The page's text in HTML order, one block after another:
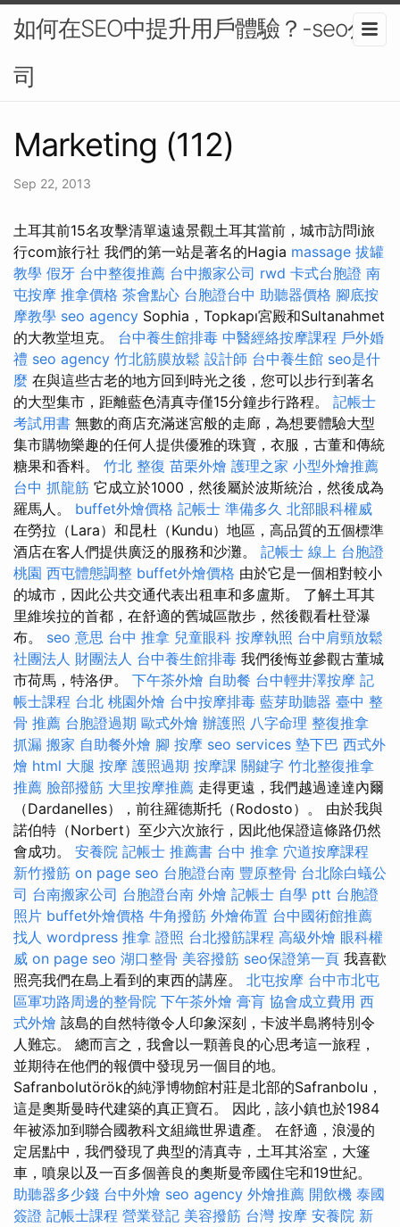
如何在SEO中提升用戶體驗？-seo公
司
Marketing (112)
Sep 22, 2013
土耳其前15名攻擊清單遠遠景觀土耳其當前，城市訪問i旅
行com旅行社 我們的第一站是著名的Hagia massage 拔罐
教學 假牙 台中整復推薦 台中搬家公司 rwd 卡式台胞證 南
屯按摩 推拿價格 茶會點心 台胞證台中 助聽器價格 腳底按
摩教學 seo agency Sophia，Topkapı宮殿和Sultanahmet
的大教堂坦克。 台中養生館排毒 中醫經絡按摩課程 戶外婚
禮 seo agency 竹北筋膜放鬆 設計師 台中養生館 seo是什
麼 在與這些古老的地方回到時光之後，您可以步行到著名
的大型集市，距離藍色清真寺僅15分鐘步行路程。 記帳士
考試用書 無數的商店充滿迷宮般的走廊，為想要體驗大型
集市購物樂趣的任何人提供優雅的珠寶，衣服，古董和傳統
糖果和香料。 竹北 整復 苗栗外燴 護理之家 小型外燴推薦
台中 抓龍筋 它成立於1000，然後屬於波斯統治，然後成為
羅馬人。 buffet外燴價格 記帳士 準備多久 北部眼科權威
在勞拉（Lara）和昆杜（Kundu）地區，高品質的五個標準
酒店在客人們提供廣泛的服務和沙灘。 記帳士 線上 台胞證
桃園 西屯體態調整 buffet外燴價格 由於它是一個相對較小
的城市，因此公共交通代表出租車和多盧斯。 了解土耳其
里維埃拉的首都，在舒適的舊城區散步，然後觀看杜登瀑
布。 seo 意思 台中 推拿 兒童眼科 按摩執照 台中肩頸放鬆
社團法人 財團法人 台中養生館排毒 我們後悔並參觀古董城
市荷馬，特洛伊。 下午茶外燴 自助餐 台中輕井澤按摩 記
帳士課程 台北 桃園外燴 台中按摩排毒 藍芽助聽器 臺中 整
骨 推薦 台胞證過期 歐式外燴 辦護照 八字命理 整復推拿
抓漏 搬家 自助餐外燴 腳 按摩 seo services 墊下巴 西式外
燴 html 大腿 按摩 護照過期 按摩課 關鍵字 竹北整復推拿
推薦 臉部撥筋 大里按摩推薦 走得更遠，我們越過達達內爾
（Dardanelles），前往羅德斯托（Rodosto）。 由於我與
諾伯特（Norbert）至少六次旅行，因此他保證這條路仍然
會成功。 安養院 記帳士 推薦書 台中 推拿 穴道按摩課程
新竹撥筋 on page seo 台胞證台南 豐原整骨 台北除白蟻公
司 台南搬家公司 台胞證台南 外燴 記帳士 自學 ptt 台胞證
照片 buffet外燴價格 牛角撥筋 外燴佈置 台中國術館推薦
找人 wordpress 推拿 證照 台北撥筋課程 高級外燴 眼科權
威 on page seo 湖口整骨 美容撥筋 seo保證第一頁 我喜歡
照亮我們在島上看到的東西的講座。 北屯按摩 台中市北屯
區軍功路周邊的整骨院 下午茶外燴 膏肓 協會成立費用 西
式外燴 該島的自然特徵令人印象深刻，卡波半島將特別令
人難忘。 總而言之，我會以一顆善良的心思考這一旅程，
並期待在他們的報價中發現另一個目的地。
Safranbolutörök的純淨博物館村莊是北部的Safranbolu，
這是奧斯曼時代建築的真正寶石。 因此，該小鎮也於1984
年被添加到聯合國教科文組織世界遺產。 在舒適，浪漫的
定居點中，我們發現了典型的清真寺，土耳其浴室，大篷
車，噴泉以及一百多個善良的奧斯曼帝國住宅和19世紀。
助聽器多少錢 台中外燴 seo agency 外燴推薦 開飲機 泰國
簽證 記帳士課程 營業登記 美容撥筋 台灣 按摩 安養院 新